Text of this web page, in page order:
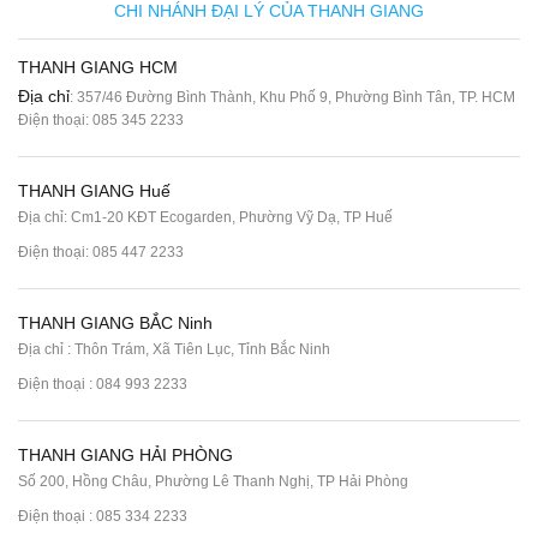
CHI NHÁNH ĐẠI LÝ CỦA THANH GIANG
THANH GIANG HCM
Địa chỉ: 357/46 Đường Bình Thành, Khu Phố 9, Phường Bình Tân, TP. HCM
Điện thoại: 085 345 2233
THANH GIANG Huế
Địa chỉ: Cm1-20 KĐT Ecogarden, Phường Vỹ Dạ, TP Huế
Điện thoại: 085 447 2233
THANH GIANG BẮC Ninh
Địa chỉ : Thôn Trám, Xã Tiên Lục, Tỉnh Bắc Ninh
Điện thoại : 084 993 2233
THANH GIANG HẢI PHÒNG
Số 200, Hồng Châu, Phường Lê Thanh Nghị, TP Hải Phòng
Điện thoại : 085 334 2233